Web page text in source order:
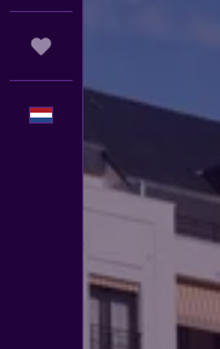
Nederlands